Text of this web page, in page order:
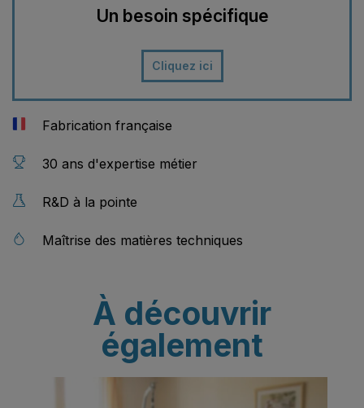
Un besoin spécifique
Cliquez ici
Fabrication française
30 ans d'expertise métier
R&D à la pointe
Maîtrise des matières techniques
À découvrir
également